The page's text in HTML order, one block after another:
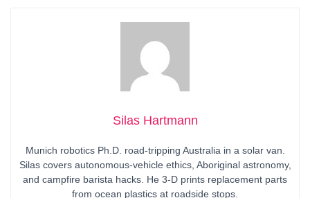
Silas Hartmann
Munich robotics Ph.D. road-tripping Australia in a solar van.
Silas covers autonomous-vehicle ethics, Aboriginal astronomy,
and campfire barista hacks. He 3-D prints replacement parts
from ocean plastics at roadside stops.